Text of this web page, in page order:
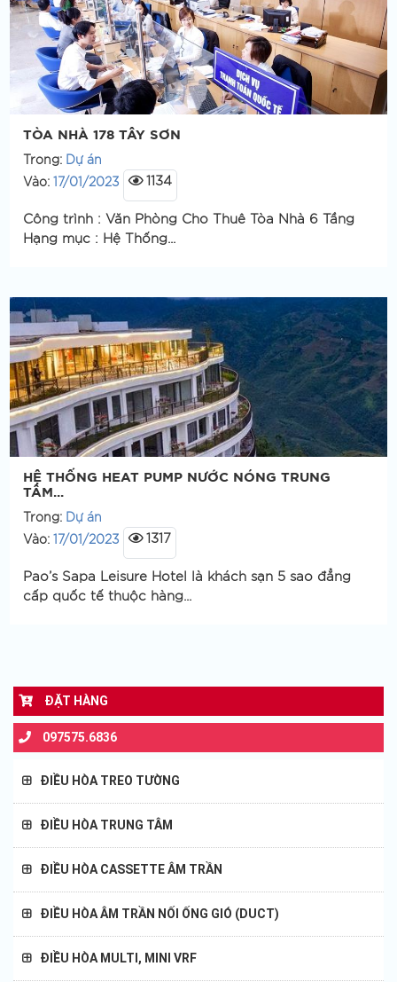
TÒA NHÀ 178 TÂY SƠN
Trong: Dự án
Vào:17/01/2023 1134
Công trình : Văn Phòng Cho Thuê Tòa Nhà 6 Tầng
Hạng mục : Hệ Thống...
HỆ THỐNG HEAT PUMP NƯỚC NÓNG TRUNG
TÂM...
Trong: Dự án
Vào:17/01/2023 1317
Pao’s Sapa Leisure Hotel là khách sạn 5 sao đẳng
cấp quốc tế thuộc hàng...
ĐẶT HÀNG
097575.6836
ĐIỀU HÒA TREO TƯỜNG
Điều hòa Nagakawa
Điều hòa Mitsubishi Eletric
Điều hòa Mitsubishi Heavy
Điều hòa Fujitsu
ĐIỀU HÒA TRUNG TÂM
ĐIỀU HÒA CASSETTE ÂM TRẦN
ĐIỀU HÒA ÂM TRẦN NỐI ỐNG GIÓ (DUCT)
ĐIỀU HÒA MULTI, MINI VRF